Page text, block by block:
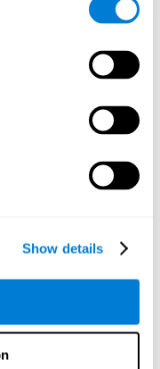
Show details
les
puissantes, ce
Crawler et
de créer des
internes et